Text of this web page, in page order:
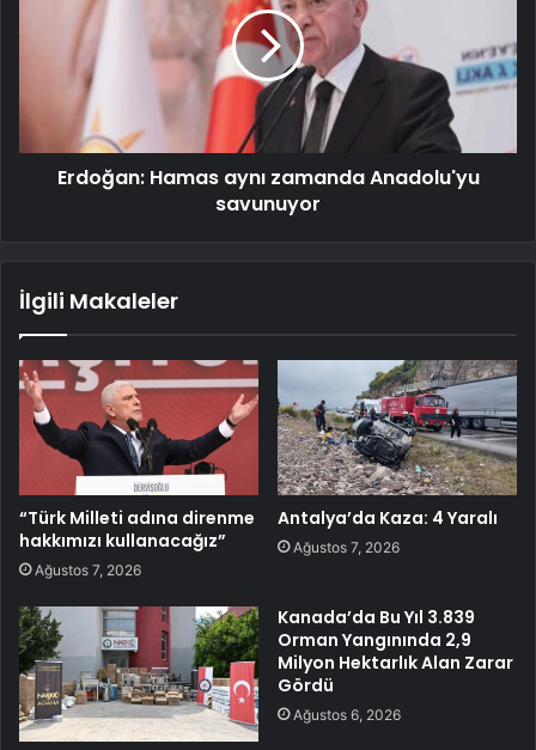
Erdoğan: Hamas aynı zamanda Anadolu'yu
savunuyor
İlgili Makaleler
“Türk Milleti adına direnme
hakkımızı kullanacağız”
Ağustos 7, 2026
Antalya’da Kaza: 4 Yaralı
Ağustos 7, 2026
Kanada’da Bu Yıl 3.839
Orman Yangınında 2,9
Milyon Hektarlık Alan Zarar
Gördü
Ağustos 6, 2026